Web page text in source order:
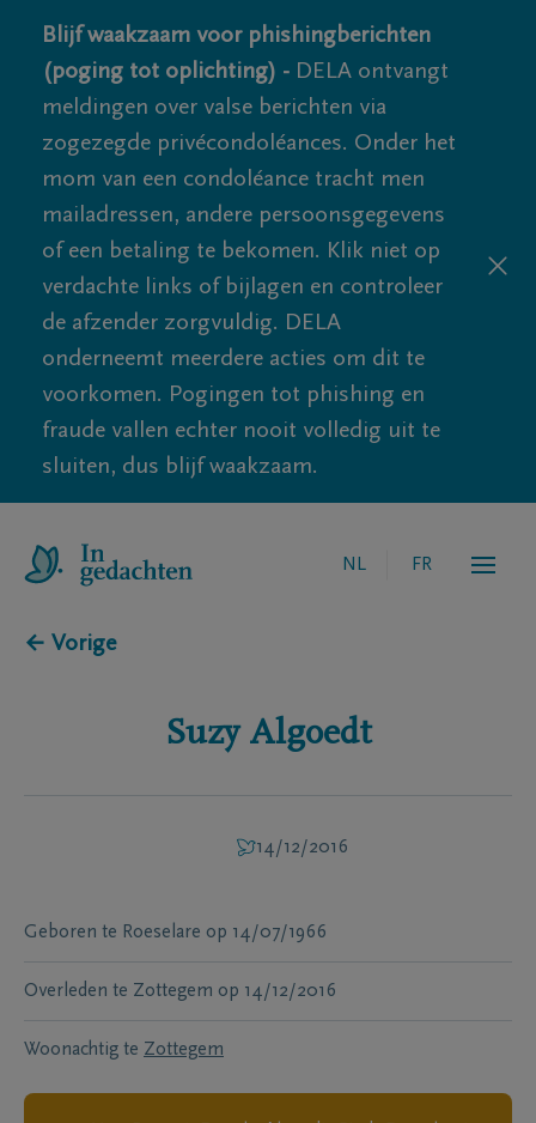
Blijf waakzaam voor phishingberichten
(poging tot oplichting) - DELA ontvangt
meldingen over valse berichten via
zogezegde privécondoléances. Onder het
mom van een condoléance tracht men
mailadressen, andere persoonsgegevens
of een betaling te bekomen. Klik niet op
verdachte links of bijlagen en controleer
de afzender zorgvuldig. DELA
onderneemt meerdere acties om dit te
voorkomen. Pogingen tot phishing en
fraude vallen echter nooit volledig uit te
sluiten, dus blijf waakzaam.
NL FR
← Vorige
Suzy Algoedt
14/12/2016
Geboren te Roeselare op 14/07/1966
Overleden te Zottegem op 14/12/2016
Woonachtig te Zottegem